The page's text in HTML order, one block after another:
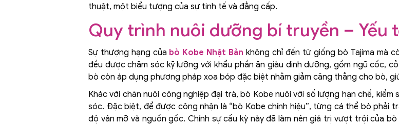
thuật, một biểu tượng của sự tinh tế và đẳng cấp.
Quy trình nuôi dưỡng bí truyền – Yếu
Sự thượng hạng của bò Kobe Nhật Bản không chỉ đến từ giống bò Tajima mà
đều được chăm sóc kỹ lưỡng với khẩu phần ăn giàu dinh dưỡng, gồm ngũ cốc,
bò còn áp dụng phương pháp xoa bóp đặc biệt nhằm giảm căng thẳng cho bò,
Khác với chăn nuôi công nghiệp đại trà, bò Kobe nuôi với số lượng hạn chế,
sóc. Đặc biệt, để được công nhận là “bò Kobe chính hiệu”, từng cá thể bò phải
độ vân mỡ và nguồn gốc. Chính sự cầu kỳ này đã làm nên giá trị vượt trội của